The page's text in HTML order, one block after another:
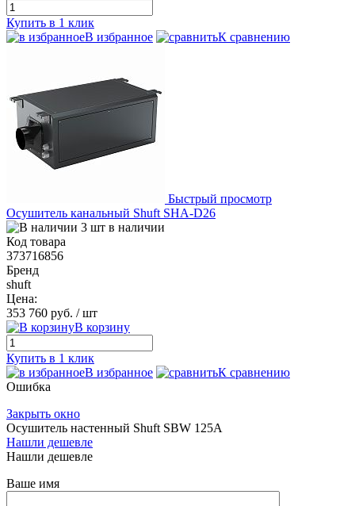
Купить в 1 клик
В избранное
К сравнению
Быстрый просмотр
Осушитель канальный Shuft SHA-D26
3 шт в наличии
Код товара
373716856
Бренд
shuft
Цена:
353 760 руб. / шт
В корзину
Купить в 1 клик
В избранное
К сравнению
Ошибка
Закрыть окно
Осушитель настенный Shuft SBW 125A
Нашли дешевле
Нашли дешевле
Ваше имя